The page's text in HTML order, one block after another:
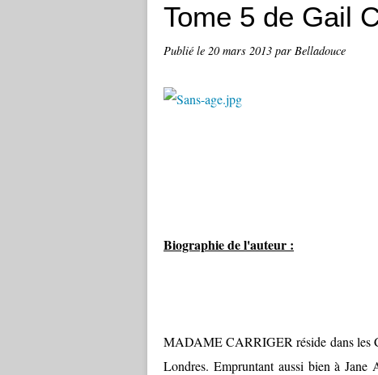
Tome 5 de Gail
Publié le 20 mars 2013 par Belladouce
Biographie de l'auteur :
MADAME CARRIGER réside dans les
Londres. Empruntant aussi bien à Jane